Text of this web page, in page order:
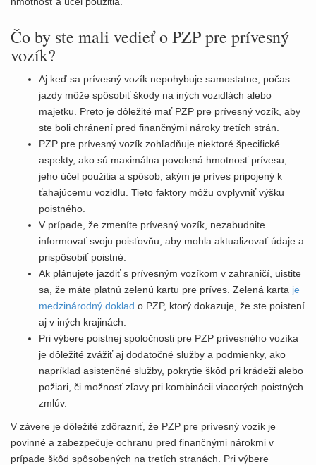
Čo by ste mali vedieť o PZP pre prívesný
vozík?
Aj keď sa prívesný vozík nepohybuje samostatne, počas
jazdy môže spôsobiť škody na iných vozidlách alebo
majetku. Preto je dôležité mať PZP pre prívesný vozík, aby
ste boli chránení pred finančnými nároky tretích strán.
PZP pre prívesný vozík zohľadňuje niektoré špecifické
aspekty, ako sú maximálna povolená hmotnosť prívesu,
jeho účel použitia a spôsob, akým je príves pripojený k
ťahajúcemu vozidlu. Tieto faktory môžu ovplyvniť výšku
poistného.
V prípade, že zmeníte prívesný vozík, nezabudnite
informovať svoju poisťovňu, aby mohla aktualizovať údaje a
prispôsobiť poistné.
Ak plánujete jazdiť s prívesným vozíkom v zahraničí, uistite
sa, že máte platnú zelenú kartu pre príves. Zelená karta je
medzinárodný doklad o PZP, ktorý dokazuje, že ste poistení
aj v iných krajinách.
Pri výbere poistnej spoločnosti pre PZP prívesného vozíka
je dôležité zvážiť aj dodatočné služby a podmienky, ako
napríklad asistenčné služby, pokrytie škôd pri krádeži alebo
požiari, či možnosť zľavy pri kombinácii viacerých poistných
zmlúv.
V závere je dôležité zdôrazniť, že PZP pre prívesný vozík je
povinné a zabezpečuje ochranu pred finančnými nárokmi v
prípade škôd spôsobených na tretích stranách. Pri výbere